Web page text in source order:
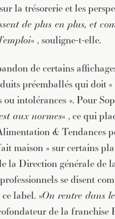
la trésorerie et les
de plus en plus, et
« , souligne-t-elle.
de certains
préemballés qui doit
intolérances ». Pour
aux normes« , ce qui
& Tendances
maison » sur certains
la Direction générale de
se disent
label. »On rentre dans
de la franchise